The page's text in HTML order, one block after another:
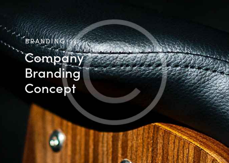
BRANDING
Company
Branding
Concept